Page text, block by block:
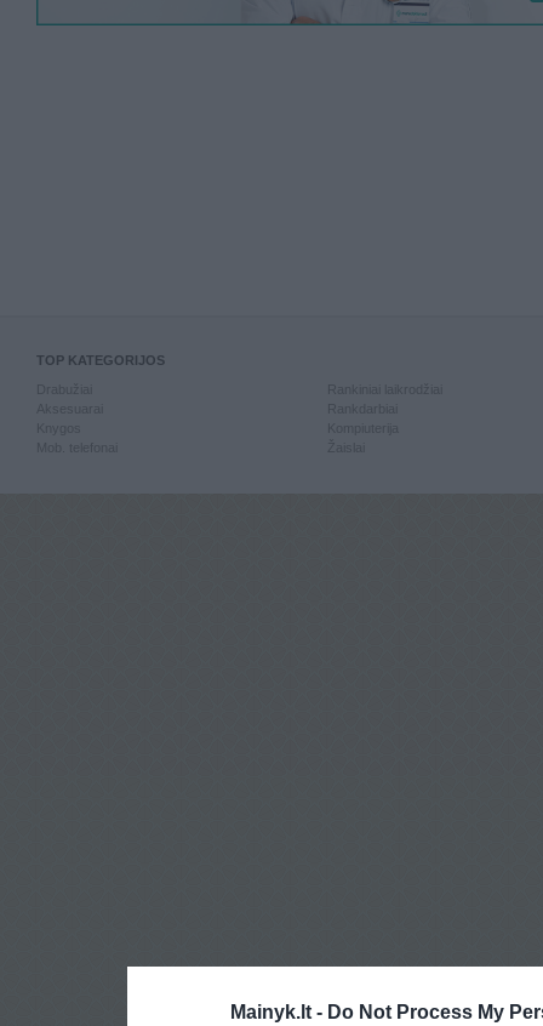
Mainyk.lt - Do Not Process My
TOP KATEGORIJOS
Knygos
Mob. telefonai
Kompiuterija
Žaislai